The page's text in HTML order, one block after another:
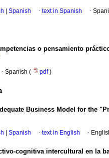
Spanish · text in Spanish ·
o pensamiento
· Spanish ( pdf)
Business Model for the
Spanish · text in English ·
cognitiva intercultural en la